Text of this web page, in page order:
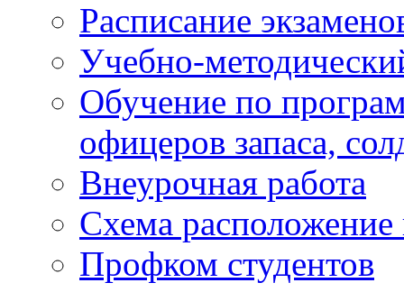
Расписание
Учебно-
Обучение по
офицеров запаса,
Внеурочная работа
Схема расположение
Профком студентов